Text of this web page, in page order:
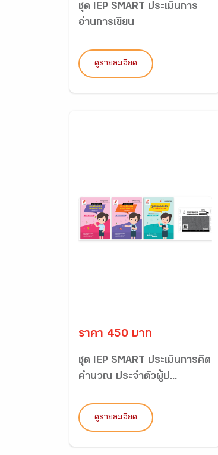
ชุด IEP SMART ประเมินการ
อ่านการเขียน
ดูรายละเอียด
ราคา 450 บาท
ชุด IEP SMART ประเมินการคิด
คำนวณ ประจำตัวผู้ป...
ดูรายละเอียด